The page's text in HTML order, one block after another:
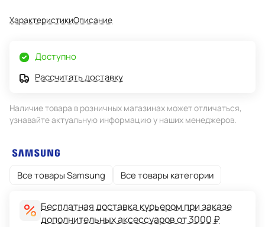
ХарактеристикиОписание
Доступно
Рассчитать доставку
Наличие товара в розничных магазинах может отличаться,
узнавайте актуальную информацию у наших менеджеров.
Все товары Samsung Все товары категории
Бесплатная доставка курьером при заказе
дополнительных аксессуаров от 3000 ₽